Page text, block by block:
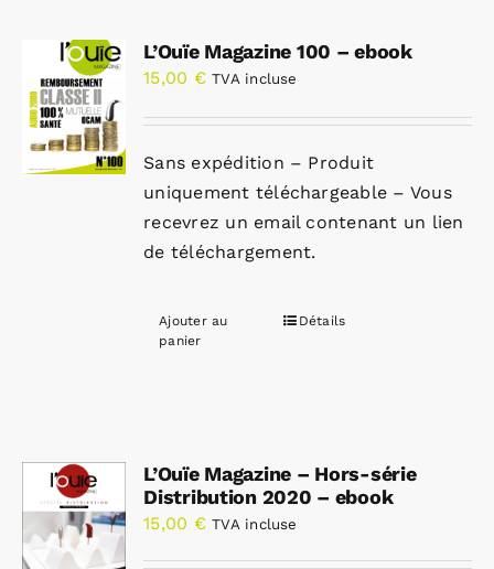
L’Ouïe Magazine 100 – ebook
15,00 € TVA incluse
Sans expédition – Produit
uniquement téléchargeable – Vous
recevrez un email contenant un lien
de téléchargement.
Ajouter au
panier
Détails
L’Ouïe Magazine – Hors-série
Distribution 2020 – ebook
15,00 € TVA incluse